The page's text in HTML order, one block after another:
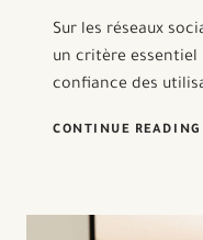
Sur les réseaux
un critère
confiance des
CONTINUE READING